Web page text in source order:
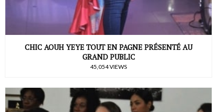
CHIC AOUH YEYE TOUT EN PAGNE PRÉSENTÉ AU
GRAND PUBLIC
45,054 VIEWS